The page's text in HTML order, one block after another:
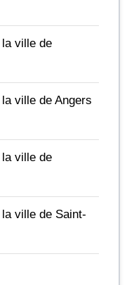
ville de
ville de Angers
ville de
ville de Saint-